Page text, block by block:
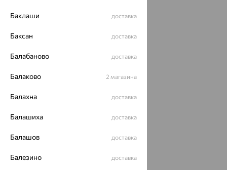
Баклаши доставка
Баксан доставка
Балабаново доставка
Балаково 2 магазина
Балахна доставка
Балашиха доставка
Балашов доставка
Балезино доставка